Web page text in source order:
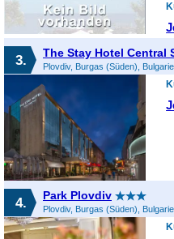
3. The Stay Hotel Central
Plovdiv, Burgas (Süden),
4. Park Plovdiv
Plovdiv, Burgas (Süden),